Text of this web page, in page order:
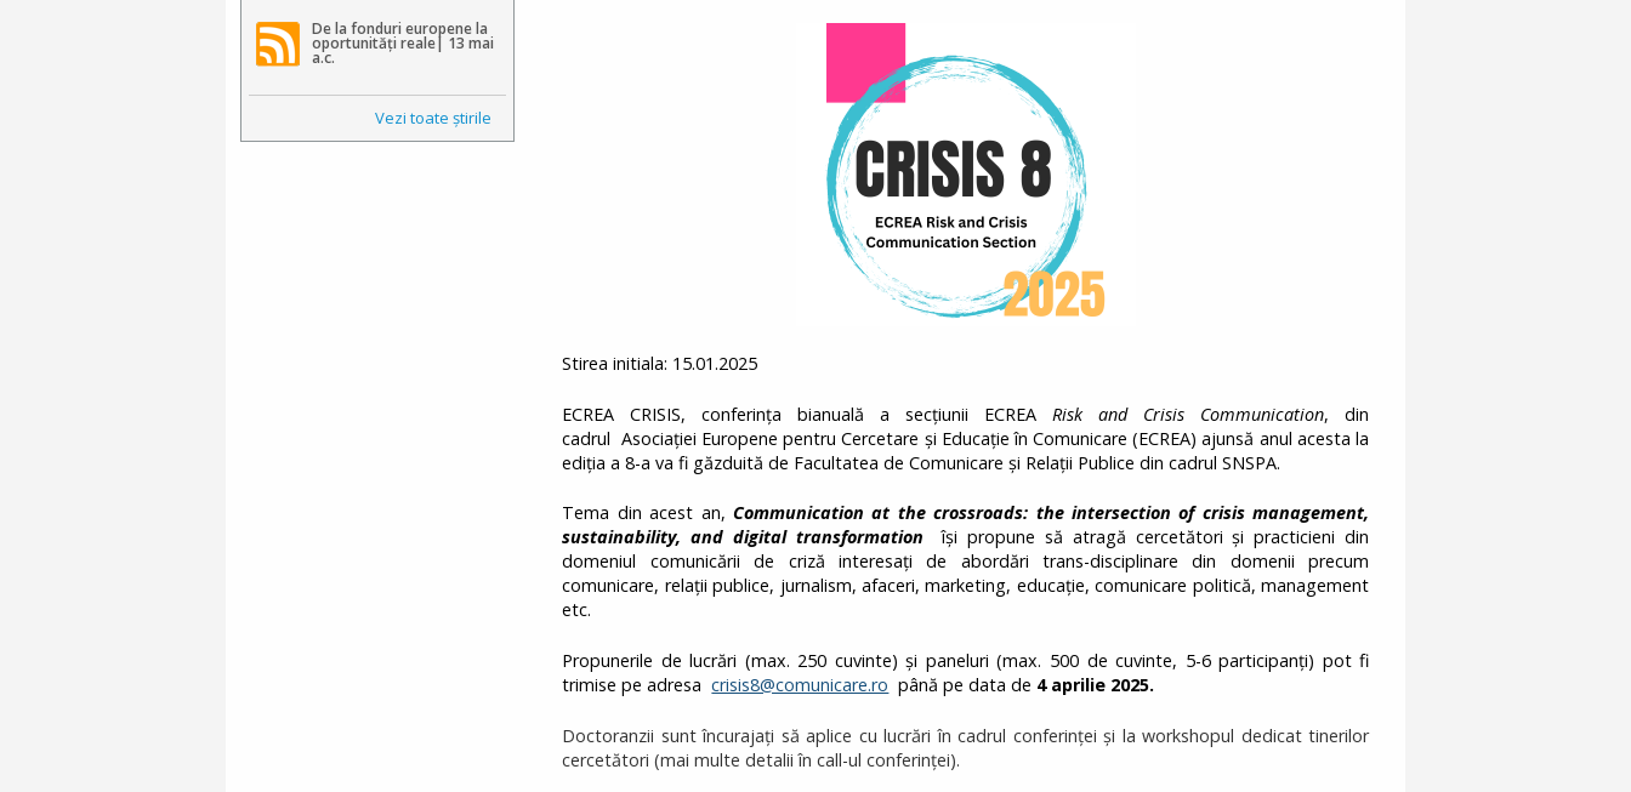
De la fonduri europene la
oportunități reale| 13 mai
a.c.
Vezi toate ştirile
Stirea initiala: 15.01.2025
ECREA CRISIS, conferința bianuală a secțiunii ECREA Risk and Crisis Communication, din
cadrul Asociației Europene pentru Cercetare și Educație în Comunicare (ECREA) ajunsă anul acesta la
ediția a 8-a va fi găzduită de Facultatea de Comunicare și Relații Publice din cadrul SNSPA.
Tema din acest an, Communication at the crossroads: the intersection of crisis management,
sustainability, and digital transformation își propune să atragă cercetători și practicieni din
domeniul comunicării de criză interesați de abordări trans-disciplinare din domenii precum
comunicare, relații publice, jurnalism, afaceri, marketing, educație, comunicare politică, management
etc.
Propunerile de lucrări (max. 250 cuvinte) și paneluri (max. 500 de cuvinte, 5-6 participanți) pot fi
trimise pe adresa crisis8@comunicare.ro până pe data de 4 aprilie 2025.
Doctoranzii sunt încurajați să aplice cu lucrări în cadrul conferinței și la workshopul dedicat tinerilor
cercetători (mai multe detalii în call-ul conferinței).